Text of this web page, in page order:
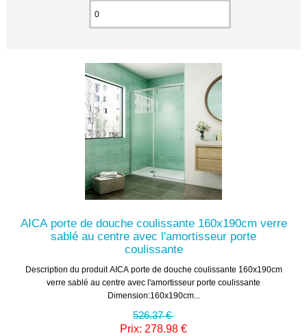
AICA porte de douche coulissante 160x190cm verre
sablé au centre avec l'amortisseur porte
coulissante
Description du produit AICA porte de douche coulissante 160x190cm
verre sablé au centre avec l'amortisseur porte coulissante
Dimension:160x190cm...
526.37 €
Prix: 278.98 €